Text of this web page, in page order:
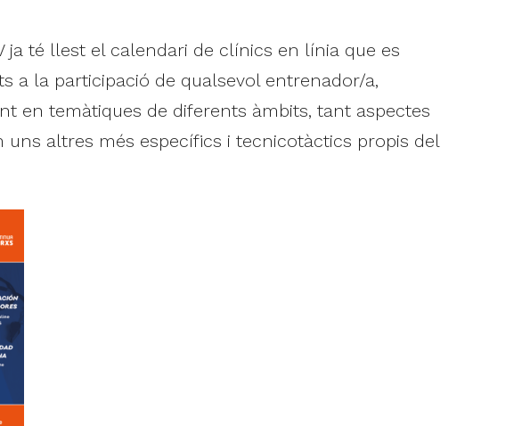
ja té llest el calendari de clínics en línia que es
a la participació de qualsevol entrenador/a,
en temàtiques de diferents àmbits, tant aspectes
altres més específics i tecnicotàctics propis del